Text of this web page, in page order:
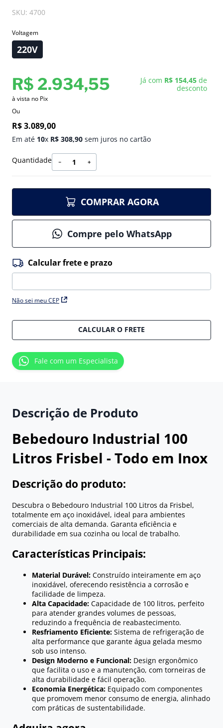
SKU: 4700
Voltagem
220V
R$ 2.934,55 Já com R$ 154,45 de
desconto
à vista no Pix
Ou
R$3.089,00
Em até 10x R$ 308,90 sem juros no cartão
Quantidade ＋
－
COMPRAR AGORA
Compre pelo WhatsApp
Não sei meu CEP
CALCULAR O FRETE
Fale com um Especialista
Descrição de Produto
Bebedouro Industrial 100
Litros Frisbel - Todo em Inox
Descrição do produto:
Descubra o Bebedouro Industrial 100 Litros da Frisbel,
totalmente em aço inoxidável, ideal para ambientes
comerciais de alta demanda. Garanta eficiência e
durabilidade em sua cozinha ou local de trabalho.
Características Principais:
Material Durável: Construído inteiramente em aço
inoxidável, oferecendo resistência a corrosão e
facilidade de limpeza.
Alta Capacidade: Capacidade de 100 litros, perfeito
para atender grandes volumes de pessoas,
reduzindo a frequência de reabastecimento.
Resfriamento Eficiente: Sistema de refrigeração de
alta performance que garante água gelada mesmo
sob uso intenso.
Design Moderno e Funcional: Design ergonômico
que facilita o uso e a manutenção, com torneiras de
alta durabilidade e fácil operação.
Economia Energética: Equipado com componentes
que promovem menor consumo de energia, alinhado
com práticas de sustentabilidade.